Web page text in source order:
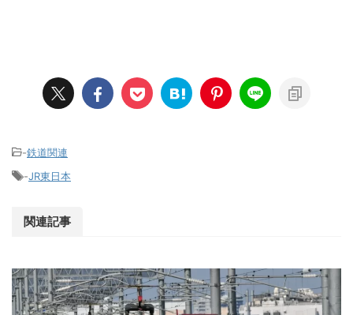
-鉄道関連
-JR東日本
関連記事